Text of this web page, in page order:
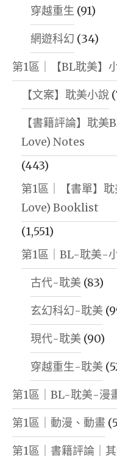
穿越重生 (91)
網遊科幻 (34)
第1區｜【BL耽美】
【文案】耽美小說
【書籍評論】耽
Love) Notes
(443)
第1區｜【書單】
Love) Booklist
(1,551)
第1區｜BL-耽美-
古代-耽美 (83)
玄幻科幻-耽美
現代-耽美 (90)
穿越重生-耽美
第1區｜BL-耽美-漫
第1區｜動漫、動畫
第1區｜書籍評論｜